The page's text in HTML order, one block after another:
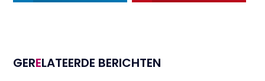
GERELATEERDE BERICHTEN